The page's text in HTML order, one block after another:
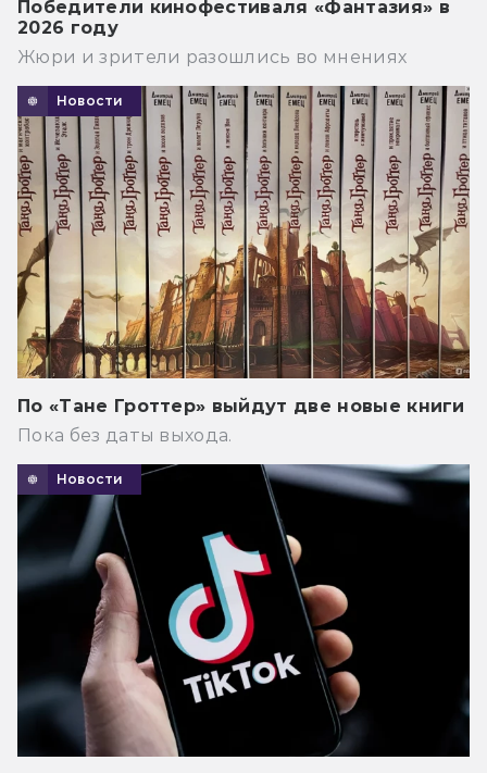
Победители кинофестиваля «Фантазия» в
2026 году
Жюри и зрители разошлись во мнениях
Новости
По «Тане Гроттер» выйдут две новые книги
Пока без даты выхода.
Новости